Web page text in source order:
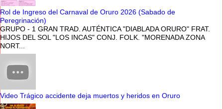
Rol de Ingreso del Carnaval de Oruro 2026 (Sabado de
Peregrinación)
GRUPO - 1 GRAN TRAD. AUTÉNTICA "DIABLADA ORURO" FRAT.
HIJOS DEL SOL "LOS INCAS" CONJ. FOLK. "MORENADA ZONA
NORT...
Video Trágico accidente deja muertos y heridos en Oruro